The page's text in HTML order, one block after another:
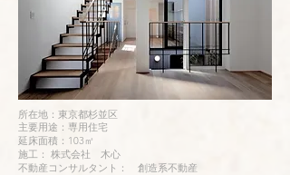
所在地：東京都杉並区
主要用途：専用住宅
延床面積：103㎡
施工： 株式会社 木心
不動産コンサルタント： 創造系不動産